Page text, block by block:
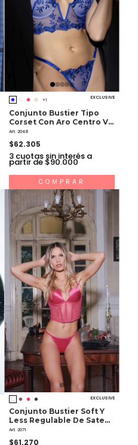
+1 EXCLUSIVE
Conjunto Bustier Tipo
Corset Con Aro Centro V
Con Colaless Regulable
Art. 2048
$62.305
3 cuotas sin interés a
partir de $90.000
COMPRAR
EXCLUSIVE
Conjunto Bustier Soft Y
Less Regulable De Saten
Y Tul
Art. 2071
$61.270